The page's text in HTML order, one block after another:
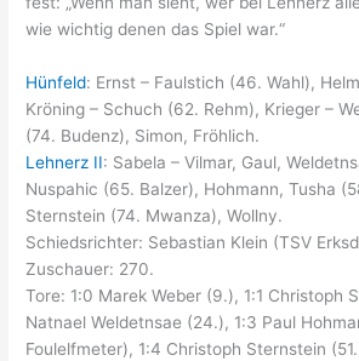
wie wichtig denen das Spiel war.“
Hünfeld: Ernst – Faulstich (46. Wahl),
Kröning – Schuch (62. Rehm), Krieger –
(74. Budenz), Simon, Fröhlich.
Lehnerz II: Sabela – Vilmar, Gaul,
Nuspahic (65. Balzer), Hohmann, Tusha
Sternstein (74. Mwanza), Wollny.
Schiedsrichter: Sebastian Klein (TSV
Zuschauer: 270.
Tore: 1:0 Marek Weber (9.), 1:1 Christoph
Natnael Weldetnsae (24.), 1:3 Paul
Foulelfmeter), 1:4 Christoph Sternstein